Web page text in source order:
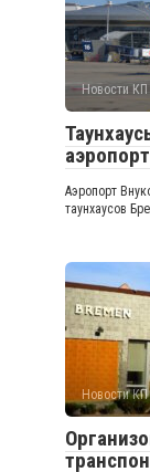
Новости
Аэропорт
таунхаусов
Новости